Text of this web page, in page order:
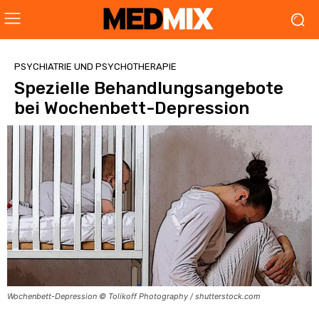
PSYCHIATRIE UND PSYCHOTHERAPIE
Spezielle Behandlungsangebote
bei Wochenbett-Depression
Wochenbett-Depression © Tolikoff Photography / shutterstock.com